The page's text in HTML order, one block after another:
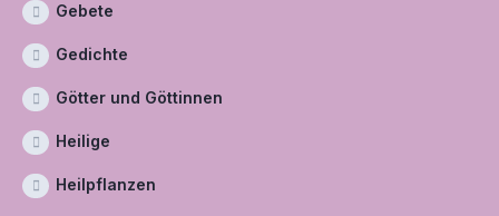
Gebete
Gedichte
Götter und Göttinnen
Heilige
Heilpflanzen